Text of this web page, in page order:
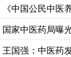
《中国公民中
国家中医药局曝
王国强：中医药